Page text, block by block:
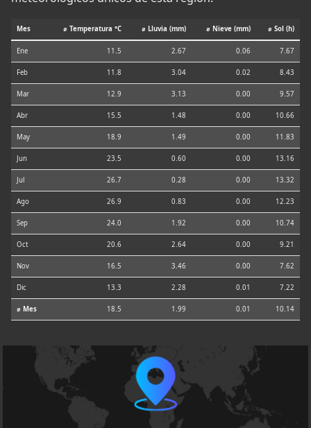
Mes ⌀ Temperatura °C ⌀ Lluvia (mm) ⌀ Nieve (mm) ⌀ Sol (h)
Ene 11.5 2.67 0.06 7.67
Feb 11.8 3.04 0.02 8.43
Mar 12.9 3.13 0.00 9.57
Abr 15.5 1.48 0.00 10.66
May 18.9 1.49 0.00 11.83
Jun 23.5 0.60 0.00 13.16
Jul 26.7 0.28 0.00 13.32
Ago 26.9 0.83 0.00 12.23
Sep 24.0 1.92 0.00 10.74
Oct 20.6 2.64 0.00 9.21
Nov 16.5 3.46 0.00 7.62
Dic 13.3 2.28 0.01 7.22
⌀ Mes 18.5 1.99 0.01 10.14